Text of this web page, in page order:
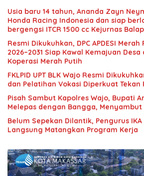
Usia baru 14 tahun, Ananda Zayn
Honda Racing Indonesia dan siap
bergengsi ITCR 1500 cc Kejurnas
Resmi Dikukuhkan, DPC APDESI
2026–2031 Siap Kawal Kemajuan
Koperasi Merah Putih
FKLPID UPT BLK Wajo Resmi
dan Pelatihan Vokasi Diperkuat
Pisah Sambut Kapolres Wajo, Bupati
Melepas dengan Bangga,
Belum Sepekan Dilantik, Pengurus IKA
Langsung Matangkan Program Kerja